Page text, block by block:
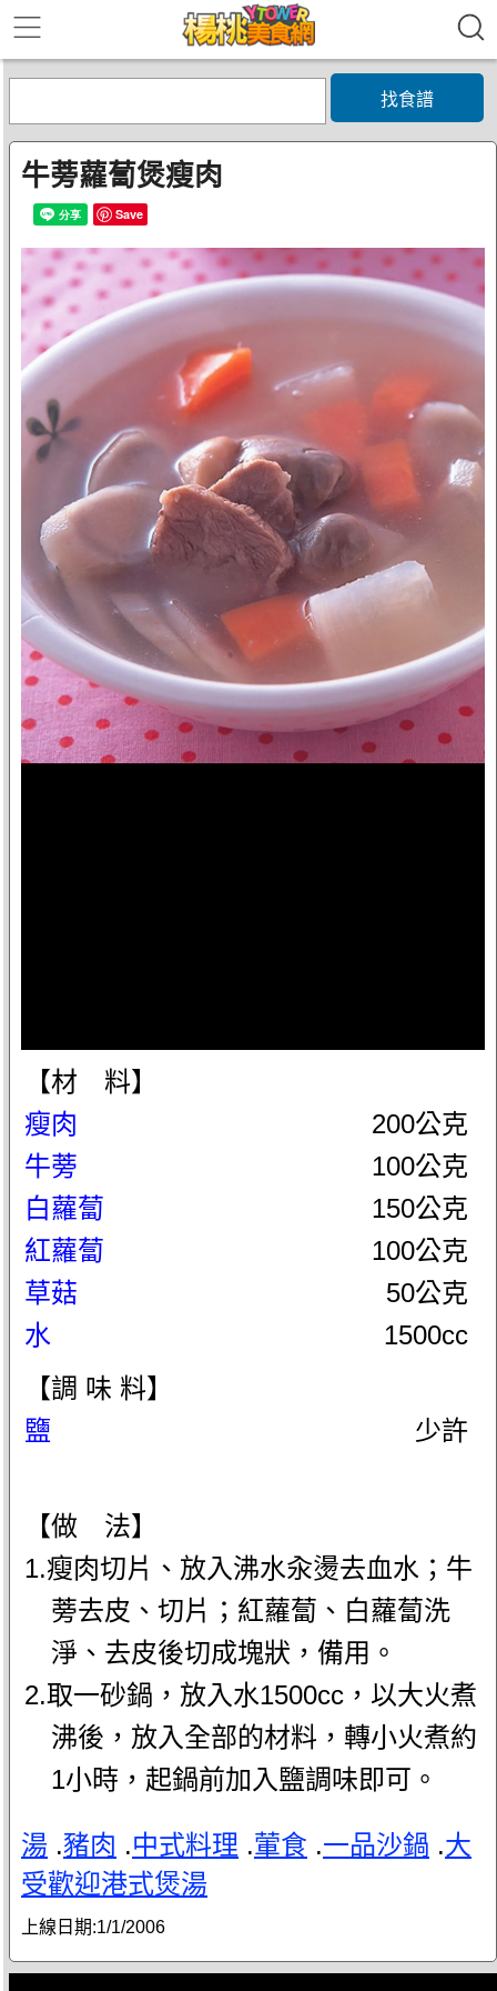
找食譜
牛蒡蘿蔔煲瘦肉
Save
【材 料】
瘦肉
200公克
牛蒡
100公克
白蘿蔔
150公克
紅蘿蔔
100公克
草菇
50公克
水
1500cc
【調 味 料】
鹽
少許
【做 法】
1.瘦肉切片、放入沸水汆燙去血水；牛
蒡去皮、切片；紅蘿蔔、白蘿蔔洗
淨、去皮後切成塊狀，備用。
2.取一砂鍋，放入水1500cc，以大火煮
沸後，放入全部的材料，轉小火煮約
1小時，起鍋前加入鹽調味即可。
湯 .豬肉 .中式料理 .葷食 .一品沙鍋 .大
受歡迎港式煲湯
上線日期:1/1/2006